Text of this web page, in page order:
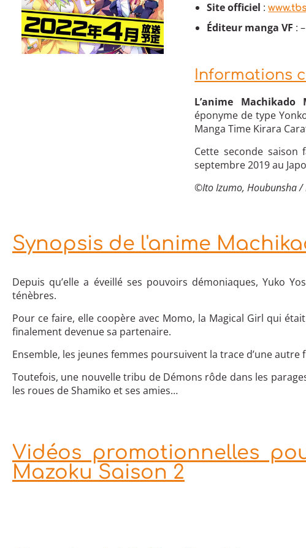
Site officiel :
Éditeur manga VF : –
Informations
L’anime Machikado
éponyme de type
Manga Time Kirara
Cette seconde
septembre 2019 au
©Ito Izumo, Houbunsha
Synopsis de l'anime
Depuis qu’elle a éveillé ses pouvoirs démoniaques, Yuko
ténèbres.
Pour ce faire, elle coopère avec Momo, la Magical Girl qui
finalement devenue sa partenaire.
Ensemble, les jeunes femmes poursuivent la trace d’une
Toutefois, une nouvelle tribu de Démons rôde dans les
les roues de Shamiko et ses amies…
Vidéos promotionnelles
Mazoku Saison 2